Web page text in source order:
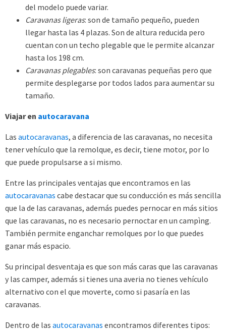
del modelo puede variar.
Caravanas ligeras: son de tamaño pequeño, pueden
llegar hasta las 4 plazas. Son de altura reducida pero
cuentan con un techo plegable que le permite alcanzar
hasta los 198 cm.
Caravanas plegables: son caravanas pequeñas pero que
permite desplegarse por todos lados para aumentar su
tamaño.
Viajar en autocaravana
Las autocaravanas, a diferencia de las caravanas, no necesita
tener vehículo que la remolque, es decir, tiene motor, por lo
que puede propulsarse a si mismo.
Entre las principales ventajas que encontramos en las
autocaravanas cabe destacar que su conducción es más sencilla
que la de las caravanas, además puedes pernocar en más sitios
que las caravanas, no es necesario pernoctar en un campìng.
También permite enganchar remolques por lo que puedes
ganar más espacio.
Su principal desventaja es que son más caras que las caravanas
y las camper, además si tienes una averia no tienes vehículo
alternativo con el que moverte, como si pasaría en las
caravanas.
Dentro de las autocaravanas encontramos diferentes tipos: